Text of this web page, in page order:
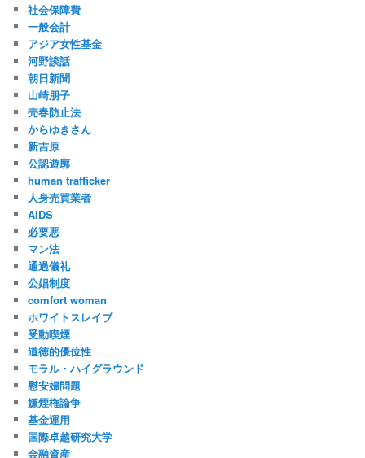
社会保障費
一般会計
アジア女性基金
河野談話
朝日新聞
山崎朋子
売春防止法
からゆきさん
新吉原
公認遊廓
human trafficker
人身売買業者
AIDS
必要悪
マン法
通過儀礼
公娼制度
comfort woman
ホワイトスレイブ
受動喫煙
道徳的優位性
モラル・ハイグラウンド
慰安婦問題
嫌煙権論争
基金運用
国際卓越研究大学
金融資産